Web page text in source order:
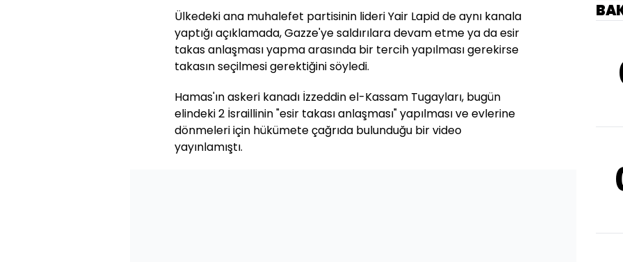
Ülkedeki ana muhalefet partisinin lideri Yair Lapid de aynı kanala
yaptığı açıklamada, Gazze'ye saldırılara devam etme ya da esir
takas anlaşması yapma arasında bir tercih yapılması gerekirse
takasın seçilmesi gerektiğini söyledi.
Hamas'ın askeri kanadı İzzeddin el-Kassam Tugayları, bugün
elindeki 2 İsraillinin "esir takası anlaşması" yapılması ve evlerine
dönmeleri için hükümete çağrıda bulunduğu bir video
yayınlamıştı.